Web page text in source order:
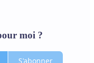
moi ?
S'abonner